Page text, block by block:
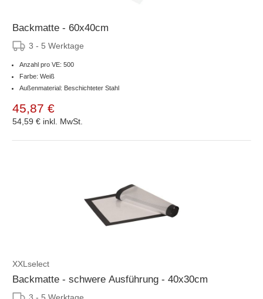
Backmatte - 60x40cm
3 - 5 Werktage
Anzahl pro VE: 500
Farbe: Weiß
Außenmaterial: Beschichteter Stahl
45,87 €
54,59 € inkl. MwSt.
XXLselect
Backmatte - schwere Ausführung - 40x30cm